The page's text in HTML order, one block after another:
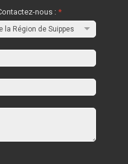
nous :*